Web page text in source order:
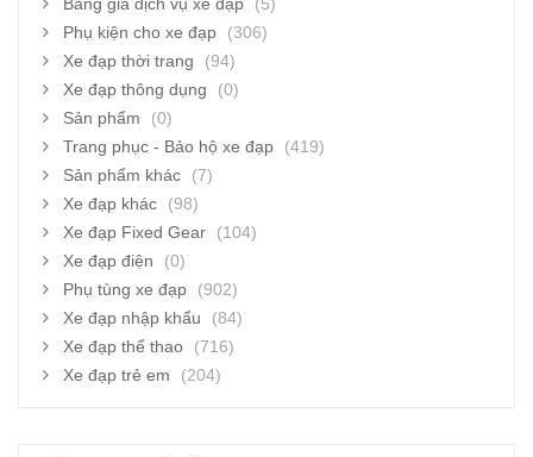
Phụ kiện cho xe đạp
(306)
Xe đạp thời trang
(94)
Xe đạp thông dụng
(0)
Sản phẩm
(0)
Trang phục - Bảo hộ xe đạp
(419)
Sản phẩm khác
(7)
Xe đạp khác
(98)
Xe đạp Fixed Gear
(104)
Xe đạp điện
(0)
Phụ tùng xe đạp
(902)
Xe đạp nhập khẩu
(84)
Xe đạp thể thao
(716)
Xe đạp trẻ em
(204)